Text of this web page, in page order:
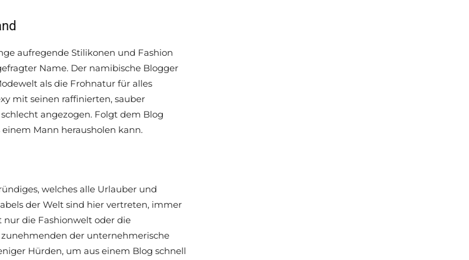
aufregende Stilikonen und Fashion
Name. Der namibische Blogger
als die Frohnatur für alles
mit seinen raffinierten, sauber
angezogen. Folgt dem Blog
Mann herausholen kann.
welches alle Urlauber und
der Welt sind hier vertreten, immer
nur die Fashionwelt oder die
zunehmenden der unternehmerische
Hürden, um aus einem Blog schnell